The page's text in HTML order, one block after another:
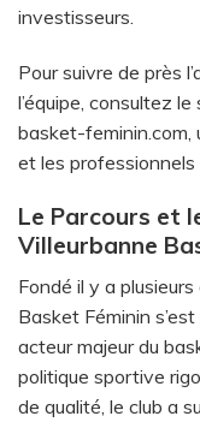
investisseurs.
Pour suivre de près
l’équipe, consultez
basket-feminin.com
et les professionnels
Le Parcours et
Villeurbanne
Fondé il y a
Basket Féminin
acteur majeur du
politique sportive
de qualité, le club a